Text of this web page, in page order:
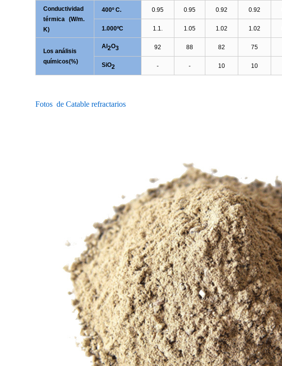
Conductividad
térmica (W/m.
K)
400º C. 0.95 0.95 0.92 0.92
1.000ºC 1.1. 1.05 1.02 1.02
Los análisis
químicos(%)
Al 2O3 92 88 82 75
SiO2 - - 10 10
Fotos de Catable refractarios